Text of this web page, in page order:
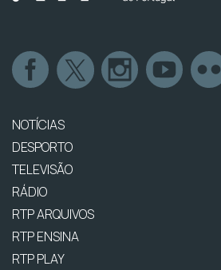
NOTÍCIAS
DESPORTO
TELEVISÃO
RÁDIO
RTP ARQUIVOS
RTP ENSINA
RTP PLAY